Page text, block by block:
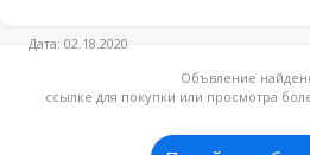
Дата: 02.18.2020
Объвление
ссылке для покупки или просмотра